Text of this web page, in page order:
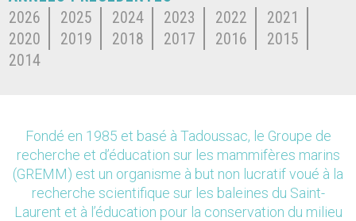
2026
2025 2024 2023 2022
2021
2020
2019 2018 2017 2016
2015
2014
Fondé en 1985 et basé à Tadoussac, le Groupe de
recherche et d’éducation sur les mammifères marins
(GREMM) est un organisme à but non lucratif voué à la
recherche scientifique sur les baleines du Saint-
Laurent et à l’éducation pour la conservation du milieu